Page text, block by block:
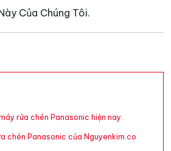
Của Chúng Tôi.
rửa chén Panasonic hiện nay
chén Panasonic của Nguyenkim.co